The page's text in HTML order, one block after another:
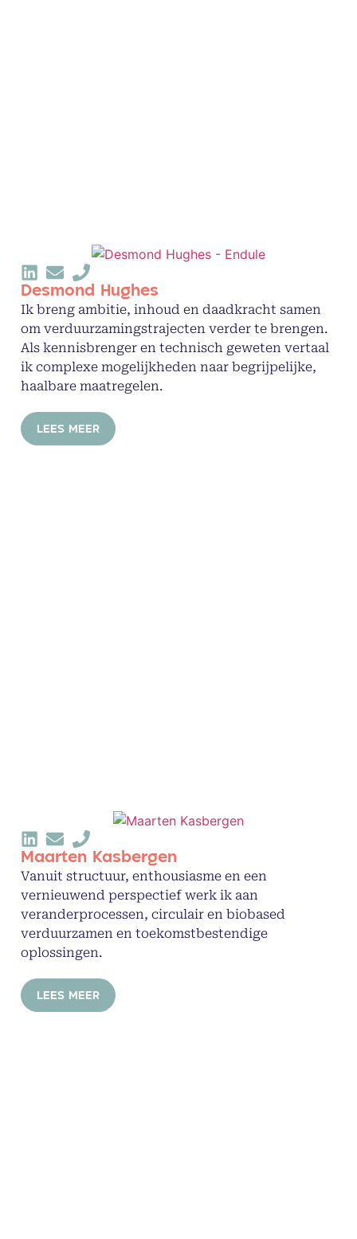
Desmond Hughes
Ik breng ambitie, inhoud en daadkracht samen
om verduurzamingstrajecten verder te brengen.
Als kennisbrenger en technisch geweten vertaal
ik complexe mogelijkheden naar begrijpelijke,
haalbare maatregelen.
LEES MEER
Maarten Kasbergen
Vanuit structuur, enthousiasme en een
vernieuwend perspectief werk ik aan
veranderprocessen, circulair en biobased
verduurzamen en toekomstbestendige
oplossingen.
LEES MEER